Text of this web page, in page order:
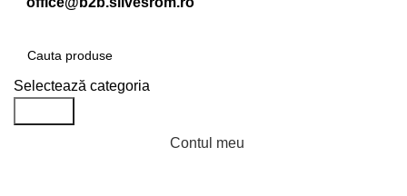
Selectează categoria
Contul meu